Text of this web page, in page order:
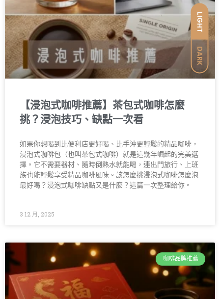
LIGHT
DARK
【浸泡式咖啡推薦】茶包式咖啡怎麼
挑？浸泡技巧、缺點一次看
如果你想喝到比便利店更好喝、比手沖更輕鬆的精品咖啡，
浸泡式咖啡包（也叫茶包式咖啡）就是這幾年崛起的完美選
擇。它不需要器材、隨時倒熱水就能喝，連出門旅行、上班
族也能輕鬆享受精品咖啡風味。該怎麼挑浸泡式咖啡怎麼泡
最好喝？浸泡式咖啡缺點又是什麼？這篇一次整理給你。
3 12 月, 2025
咖啡品牌推薦